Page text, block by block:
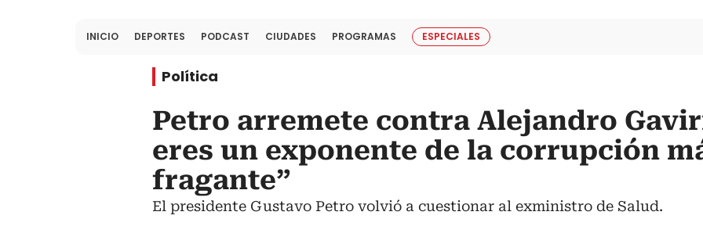
INICIO DEPORTES PODCAST CIUDADES PROGRAMAS ESPECIALES
Política
Petro arremete contra Alejandro
eres un exponente de la corrupción
fragante”
El presidente Gustavo Petro volvió a cuestionar al exministro de Salud.